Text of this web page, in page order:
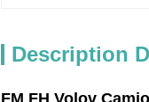
Description
FM FH Volov